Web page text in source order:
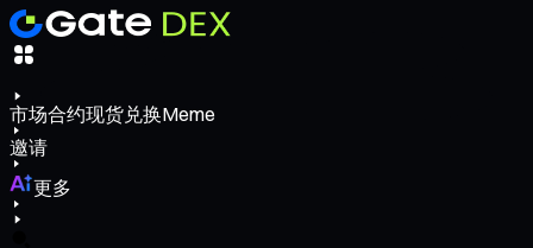
市场合约现货兑换Meme
邀请
更多